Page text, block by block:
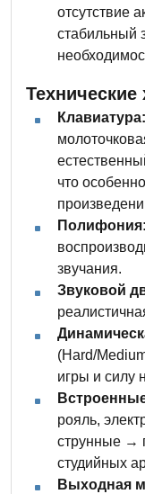
отсутствие
стабильный
Технические
Клавиатура:
что
Полифония:
звучания.
Звуковой
(Hard/
игры и силу
рояль,
струнные →
студийных
Выходная